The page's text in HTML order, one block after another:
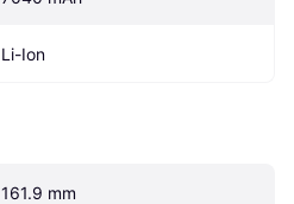
Li-Ion
161.9 mm